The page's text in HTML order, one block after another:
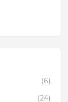
(6)
(24)